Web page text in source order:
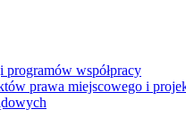
programów współpracy
prawa miejscowego i